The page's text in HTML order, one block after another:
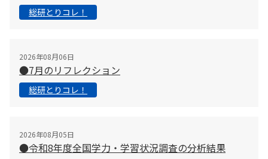
総研とりコレ！
2026年08月06日
●7月のリフレクション
総研とりコレ！
2026年08月05日
●令和8年度全国学力・学習状況調査の分析結果